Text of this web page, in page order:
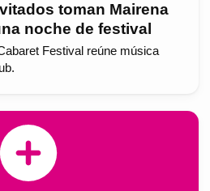
toman Mairena
noche de festival
Festival reúne música